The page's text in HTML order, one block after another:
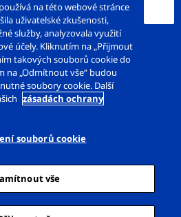
Medical Care – DS, s.r.o.
vyhrazena.
údajů
cookie
Mapa webu
na této webové stránce
uživatelské zkušenosti,
služby, analyzovala využití
účely. Kliknutím na „Přijmout
takových souborů cookie do
na „Odmítnout vše“ budou
soubory cookie. Další
zásadách ochrany
souborů cookie
vše